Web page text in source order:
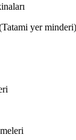
yer minderi)